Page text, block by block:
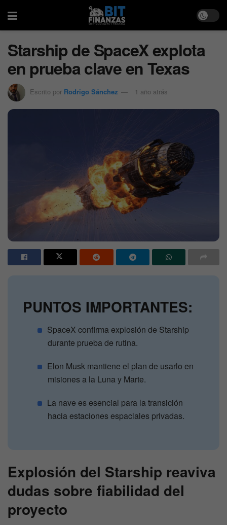
Starship de SpaceX explota
en prueba clave en Texas
Escrito por Rodrigo Sánchez 1 año atrás
PUNTOS IMPORTANTES:
SpaceX confirma explosión de Starship
durante prueba de rutina.
Elon Musk mantiene el plan de usarlo en
misiones a la Luna y Marte.
La nave es esencial para la transición
hacia estaciones espaciales privadas.
Explosión del Starship reaviva
dudas sobre fiabilidad del
proyecto